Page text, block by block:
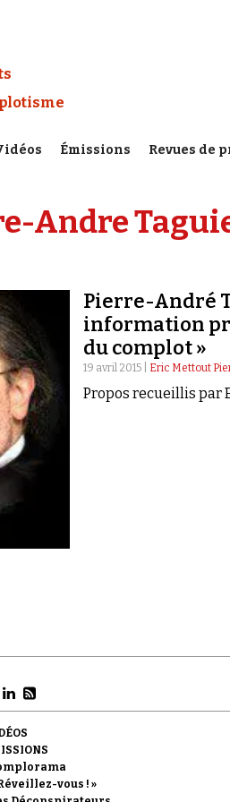
Watch :
Émissions Revues de
Andre
Pierre-André
information
du complot »
19 avril 2015 | Eric Mettout
Propos recueillis par
vous ! »